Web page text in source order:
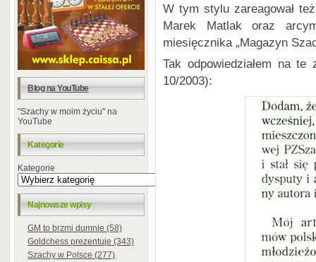
Blog na YouTube
"Szachy w moim życiu" na
YouTube
Kategorie
Kategorie
Najnowsze wpisy
GM to brzmi dumnie (58)
Goldchess prezentuje (343)
Szachy w Polsce (277)
W tym stylu zareagował
Marek Matlak oraz
miesięcznika „Magazyn
Tak odpowiedziałem na
10/2003):